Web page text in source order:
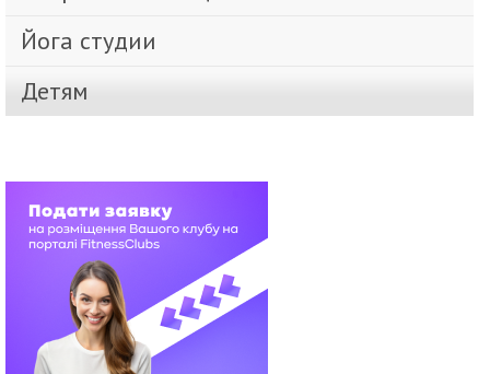
Йога студии
Детям